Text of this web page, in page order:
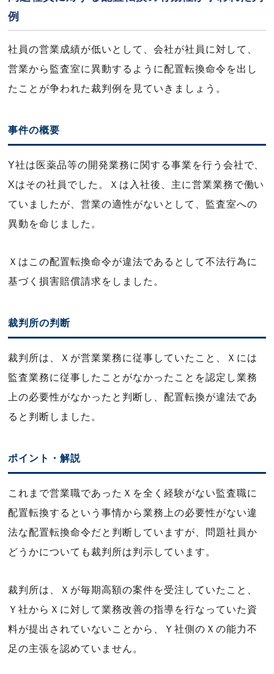
例
社員の営業成績が低いとして、会社が社員に対して、
営業から監査室に異動するように配置転換命令を出し
たことが争われた裁判例を見ていきましょう。
事件の概要
Y社は医薬品等の開発業務に関する事業を行う会社で、
Xはその社員でした。Ｘは入社後、主に営業業務で働い
ていましたが、営業の適性がないとして、監査室への
異動を命じました。
Ｘはこの配置転換命令が違法であるとして不法行為に
基づく損害賠償請求をしました。
裁判所の判断
裁判所は、Ｘが営業業務に従事していたこと、Ｘには
監査業務に従事したことがなかったことを認定し業務
上の必要性がなかったと判断し、配置転換が違法であ
ると判断しました。
ポイント・解説
これまで営業職であったＸを全く経験がない監査職に
配置転換するという事情から業務上の必要性がない違
法な配置転換命令だと判断していますが、問題社員か
どうかについても裁判所は判示しています。
裁判所は、Ｘが毎期高額の案件を受注していたこと、
Ｙ社からＸに対して業務改善の指導を行なっていた資
料が提出されていないことから、Ｙ社側のＸの能力不
足の主張を認めていません。